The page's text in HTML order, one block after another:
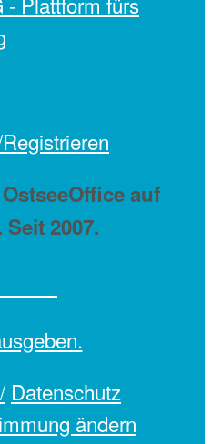
auf
2007.
Datenschutz
ändern